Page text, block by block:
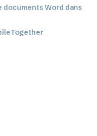
documents Word dans